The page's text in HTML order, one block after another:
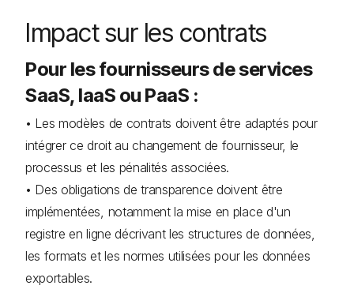
Impact sur les contrats
Pour les fournisseurs de services
SaaS, IaaS ou PaaS :
• Les modèles de contrats doivent être adaptés pour
intégrer ce droit au changement de fournisseur, le
processus et les pénalités associées.
• Des obligations de transparence doivent être
implémentées, notamment la mise en place d'un
registre en ligne décrivant les structures de données,
les formats et les normes utilisées pour les données
exportables.